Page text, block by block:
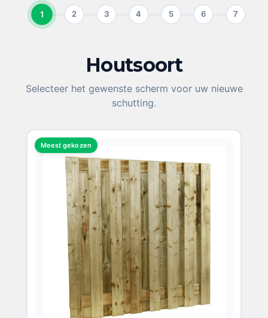
1 2 3 4 5 6 7
KIES UW HOUTSOORTHoutsoort
Selecteer het gewenste scherm voor uw nieuwe
schutting.
Meest gekozen